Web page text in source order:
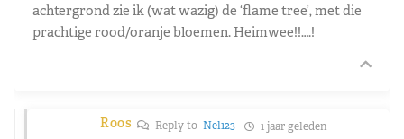
achtergrond zie ik (wat wazig) de ‘flame tree’, met die
prachtige rood/oranje bloemen. Heimwee!!….!
Roos Reply to Nel123 1 jaar geleden